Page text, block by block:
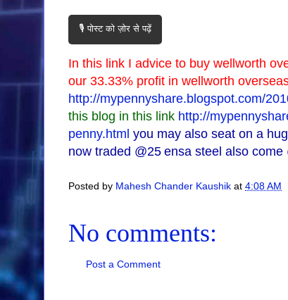
🎙️ पोस्ट को ज़ोर से पढ़ें
In this link I advice to buy wellworth
our 33.33% profit in wellworth
http://mypennyshare.blogspot.com/
this blog in this link http://
penny.html you may also seat on a
now traded @25 ensa steel also come
Posted by Mahesh Chander Kaushik at 4:08 AM
No comments:
Post a Comment